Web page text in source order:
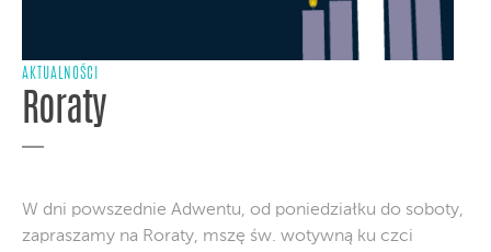
AKTUALNOŚCI
Roraty
W dni powszednie Adwentu, od poniedziałku do soboty,
zapraszamy na Roraty, mszę św. wotywną ku czci